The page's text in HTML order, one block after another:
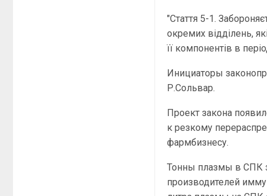
"Стаття 5-1.
окремих відділень,
її компонентів в
Инициаторы
Р.Сольвар.
Проект закона
к резкому
фармбизнесу.
Тонны плазмы в СПК
производителей